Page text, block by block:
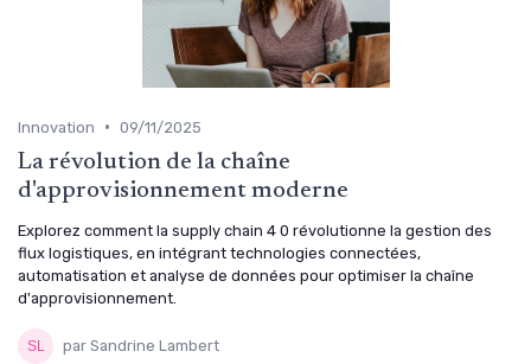
Innovation • 09/11/2025
La révolution de la chaîne
d'approvisionnement moderne
Explorez comment la supply chain 4 0 révolutionne la gestion des
flux logistiques, en intégrant technologies connectées,
automatisation et analyse de données pour optimiser la chaîne
d'approvisionnement.
par Sandrine Lambert